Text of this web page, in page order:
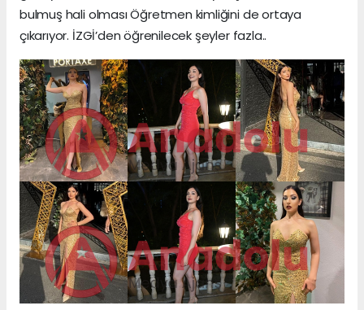
bulmuş hali olması Öğretmen kimliğini de ortaya
çıkarıyor. İZGİ’den öğrenilecek şeyler fazla..